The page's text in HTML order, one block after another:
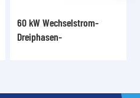
6 kW 230 V einphasiger
Energiespeicher-